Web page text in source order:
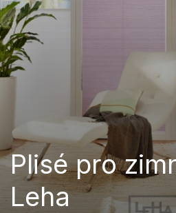
Plisé pro
Leha